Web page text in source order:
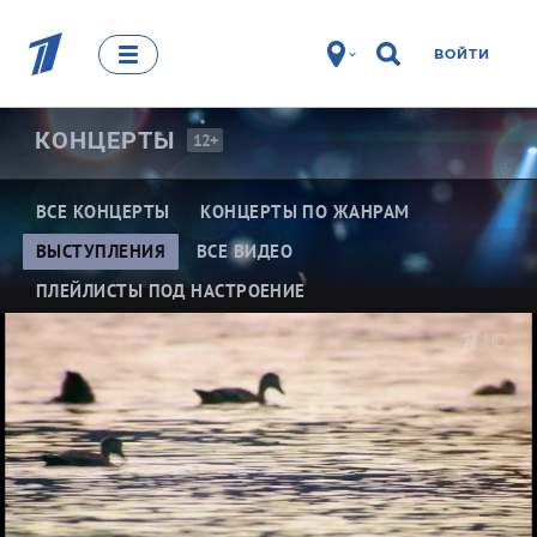
ВОЙТИ
КОНЦЕРТЫ 12+
ВСЕ КОНЦЕРТЫ
КОНЦЕРТЫ ПО ЖАНРАМ
ВЫСТУПЛЕНИЯ
ВСЕ ВИДЕО
ПЛЕЙЛИСТЫ ПОД НАСТРОЕНИЕ